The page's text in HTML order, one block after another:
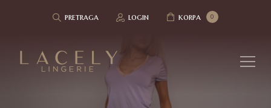
pretraga login 0
korpa